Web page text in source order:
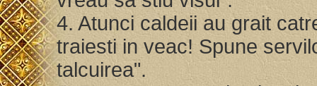
4. Atunci caldeii au grait
traiesti in veac! Spune
talcuirea".